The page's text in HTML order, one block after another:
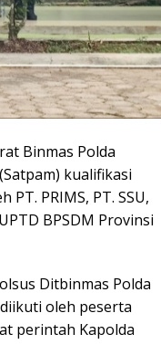
Binmas Polda
kualifikasi
PRIMS, PT. SSU,
BPSDM Provinsi
Ditbinmas Polda
oleh peserta
perintah Kapolda